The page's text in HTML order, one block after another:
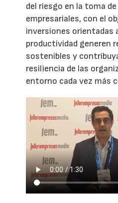
del riesgo en la toma
empresariales, con el
inversiones orientadas
productividad generen
sostenibles y
resiliencia de las
entorno cada vez más